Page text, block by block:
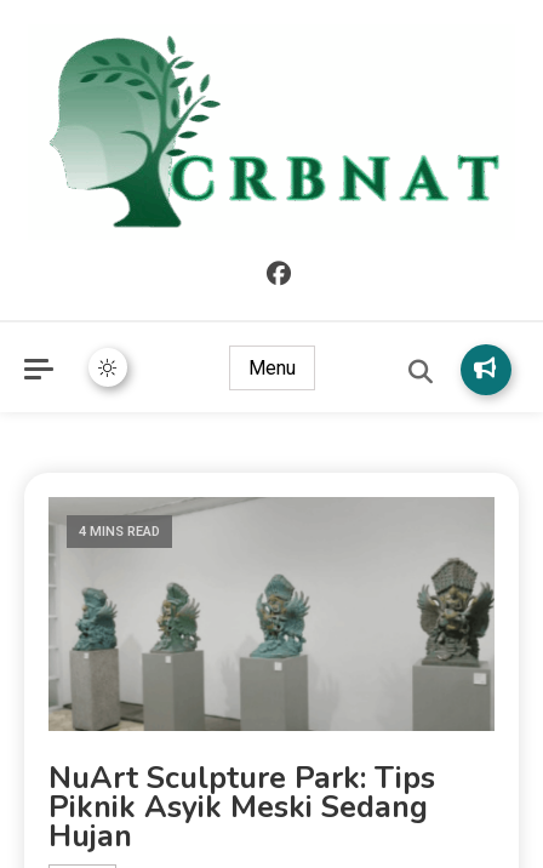
Menu
4 MINS READ
NuArt Sculpture Park: Tips
Piknik Asyik Meski Sedang
Hujan